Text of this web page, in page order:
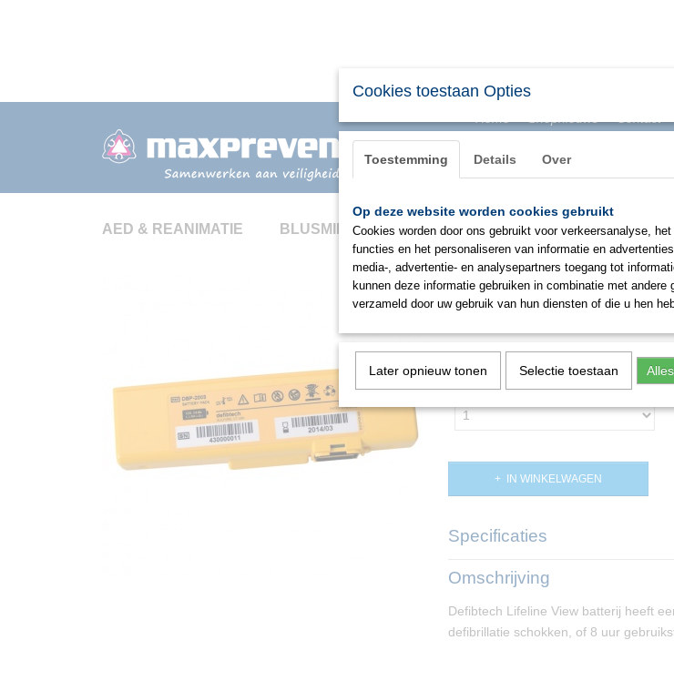
AED & REANIMATIE BLUSMIDDELEN BHV & ONTRUIMING EHBO
Defibtech Lifeline
€ 259,00
✓Op voorraad
IN WINKELWAGEN
Specificaties
Productcode
Omschrijving
Defibtech Lifeline View batterij heeft
defibrillatie schokken, of 8 uur
Cookies toestaan Opties
Toestemming Details Over
Op deze website worden cookies gebruikt
Cookies worden door ons gebruikt voor verkeersanalyse,
functies en het personaliseren van informatie en
media-, advertentie- en analysepartners toegang tot
kunnen deze informatie gebruiken in combinatie met
verzameld door uw gebruik van hun diensten of die u hen
Later opnieuw tonen Selectie toestaan